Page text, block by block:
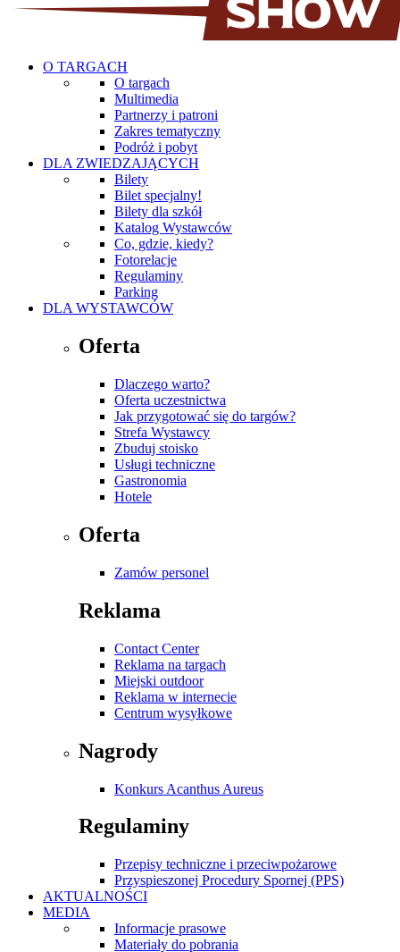
O TARGACH
O targach
Multimedia
Partnerzy i patroni
Zakres tematyczny
Podróż i pobyt
DLA ZWIEDZAJĄCYCH
Bilety
Bilet specjalny!
Bilety dla szkół
Katalog Wystawców
Co, gdzie, kiedy?
Fotorelacje
Regulaminy
Parking
DLA WYSTAWCÓW
Oferta
Dlaczego warto?
Oferta uczestnictwa
Jak przygotować się do targów?
Strefa Wystawcy
Zbuduj stoisko
Usługi techniczne
Gastronomia
Hotele
Oferta
Zamów personel
Reklama
Contact Center
Reklama na targach
Miejski outdoor
Reklama w internecie
Centrum wysyłkowe
Nagrody
Konkurs Acanthus Aureus
Regulaminy
Przepisy techniczne i przeciwpożarowe
Przyspieszonej Procedury Spornej (PPS)
AKTUALNOŚCI
MEDIA
Informacje prasowe
Materiały do pobrania